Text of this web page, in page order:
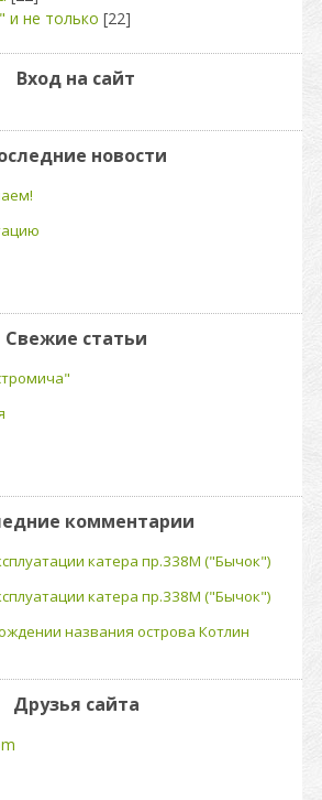
и не только [22]
Вход на сайт
новости
Свежие статьи
комментарии
катера пр.338М ("Бычок")
катера пр.338М ("Бычок")
названия острова Котлин
Друзья сайта